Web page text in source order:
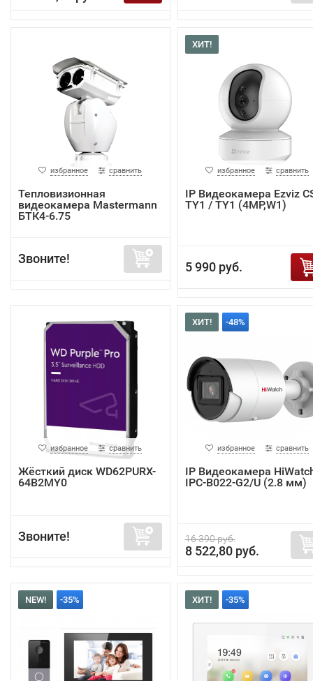
избранное сравнить
Тепловизионная
видеокамера Mastermann
БТК4-6.75
Звоните!
ХИТ!
избранное сравнить
IP Видеокамера Ezviz
TY1 / TY1 (4MP,W1)
5 990 руб.
избранное сравнить
Жёсткий диск WD62PURX-
64B2MY0
Звоните!
ХИТ! -48%
избранное сравнить
IP Видеокамера
IPC-B022-G2/U (2.8 мм)
16 390 руб.
8 522,80 руб.
NEW! -35% ХИТ! -35%